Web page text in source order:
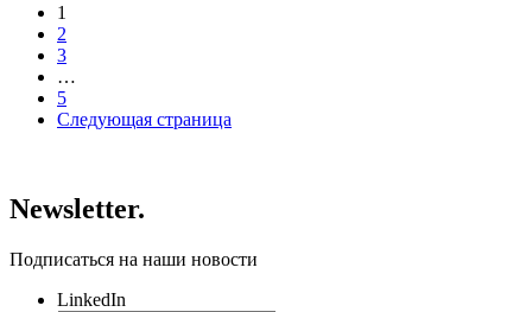
1
2
3
…
5
Следующая страница
Newsletter.
Подписаться на наши новости
LinkedIn